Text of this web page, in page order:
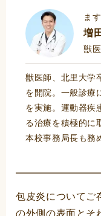
ま
増
獣
獣医師、北里大学
を開院。一般診療
を実施。運動器疾
る治療を積極的に
本校事務局長も務
包皮炎についてご
の外側の表面とそ